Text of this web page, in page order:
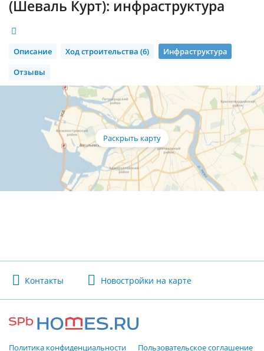
(Шеваль Курт): инфраструктура
Описание Ход строительства (6)
Инфраструктура
Отзывы
Контакты Новостройки на карте
Политика конфиденциальности Пользовательское соглашение